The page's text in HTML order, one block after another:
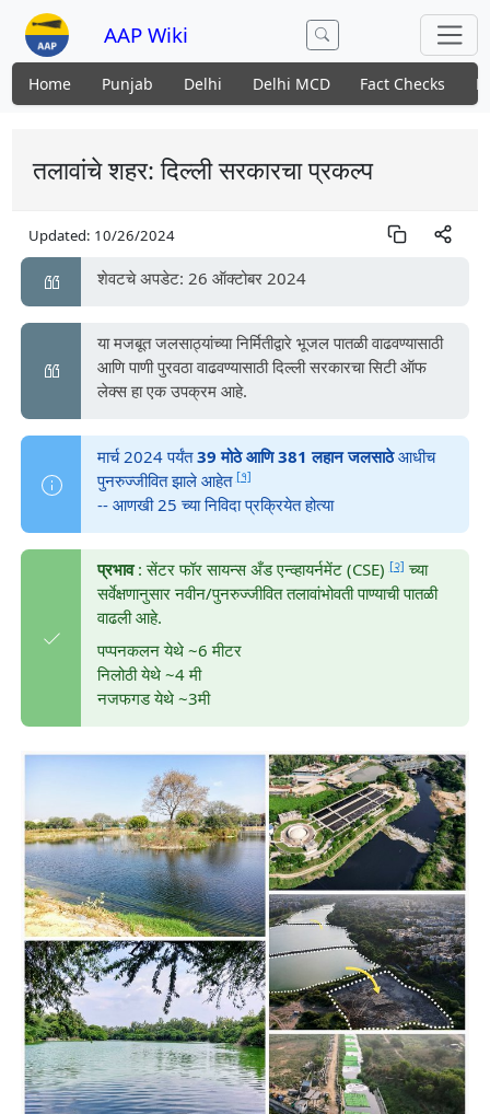
AAP Wiki
Home Punjab Delhi Delhi MCD Fact Checks
तलावांचे शहर: दिल्ली सरकारचा प्रकल्प
Updated: 10/26/2024
शेवटचे अपडेट: 26 ऑक्टोबर 2024
या मजबूत जलसाठ्यांच्या निर्मितीद्वारे भूजल पातळी वाढवण्यासाठी
आणि पाणी पुरवठा वाढवण्यासाठी दिल्ली सरकारचा सिटी ऑफ
लेक्स हा एक उपक्रम आहे.
मार्च 2024 पर्यंत39 मोठे आणि 381 लहान जलसाठेआधीच
पुनरुज्जीवित झाले आहेत[१]
-- आणखी 25 च्या निविदा प्रक्रियेत होत्या
प्रभाव: सेंटर फॉर सायन्स अँड एन्व्हायर्नमेंट (CSE)[२] च्या
सर्वेक्षणानुसार नवीन/पुनरुज्जीवित तलावांभोवती पाण्याची पातळी
वाढली आहे.
पप्पनकलन येथे ~6 मीटर
निलोठी येथे ~4 मी
नजफगड येथे ~3मी